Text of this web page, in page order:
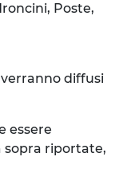
Poste,
diffusi
essere
riportate,